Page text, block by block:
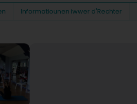
Informatiounen iwwer d'Rechter